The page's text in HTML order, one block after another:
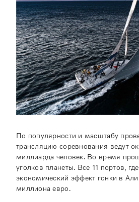
По популярности и масштабу
трансляцию соревнования ведут
миллиарда человек. Во время
уголков планеты. Все 11 портов,
экономический эффект гонки в
миллиона евро.